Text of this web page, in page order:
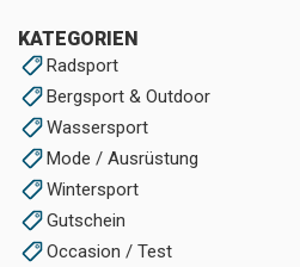
KATEGORIEN
Radsport
Bergsport & Outdoor
Wassersport
Mode / Ausrüstung
Wintersport
Gutschein
Occasion / Test